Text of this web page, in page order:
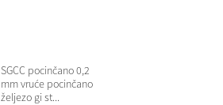
SGCC pocinčano 0,2
mm vruće pocinčano
željezo gi st...